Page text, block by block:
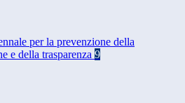
per la prevenzione della
e della trasparenza 9